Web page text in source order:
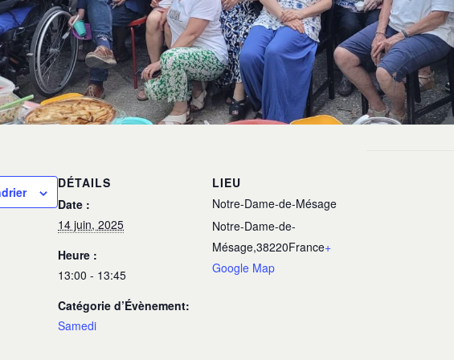
DÉTAILS
Date :
14 juin, 2025
Heure :
13:00 - 13:45
Catégorie d’Évènement:
Samedi
LIEU
Notre-Dame-de-Mésage
Notre-Dame-de-
Mésage,38220France+
Google Map